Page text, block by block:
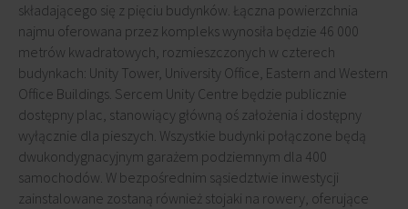
składającego się z pięciu budynków. Łączna powierzchnia
najmu oferowana przez kompleks wynosiła będzie 46 000
metrów kwadratowych, rozmieszczonych w czterech
budynkach: Unity Tower, University Office, Eastern and Western
Office Buildings. Sercem Unity Centre będzie publicznie
dostępny plac, stanowiący główną oś założenia i dostępny
wyłącznie dla pieszych. Wszystkie budynki połączone będą
dwukondygnacyjnym garażem podziemnym dla 400
samochodów. W bezpośrednim sąsiedztwie inwestycji
zainstalowane zostaną również stojaki na rowery, oferujące